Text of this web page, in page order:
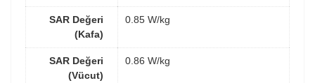
SAR Değeri
(Kafa)
0.85 W/kg
SAR Değeri
(Vücut)
0.86 W/kg